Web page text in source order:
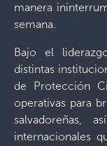
manera
semana.
Bajo el
distintas
de Protección
operativas para
salvadoreñas,
internacionales